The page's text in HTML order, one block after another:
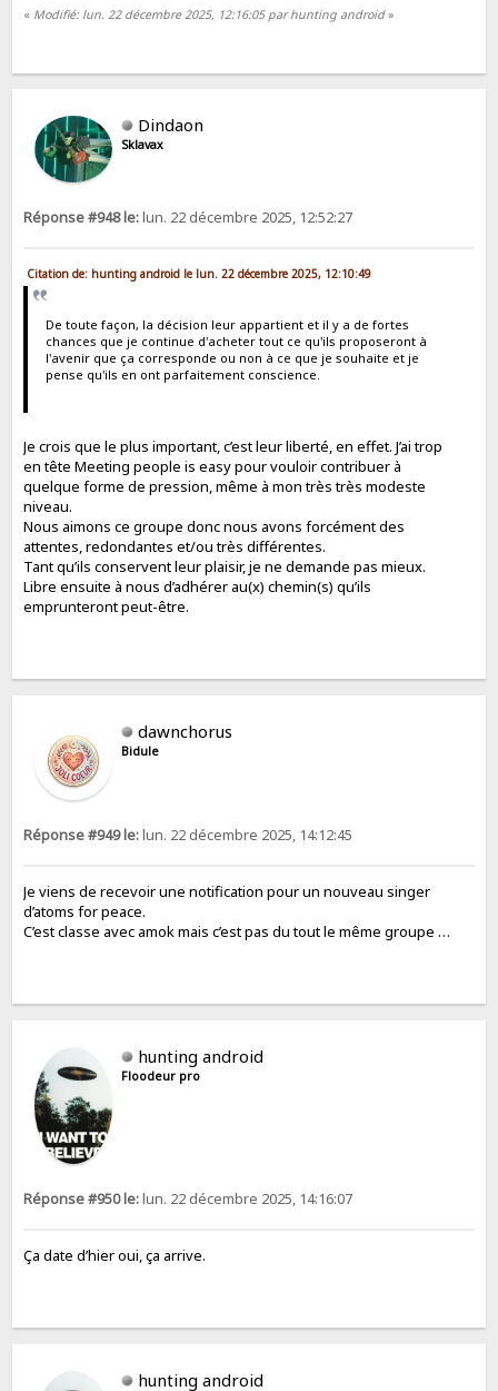
« Modifié: lun. 22 décembre 2025, 12:16:05 par hunting android»
Dindaon
Sklavax
Réponse #948 le:lun. 22 décembre 2025, 12:52:27
Citation de: hunting android le lun. 22 décembre 2025, 12:10:49
De toute façon, la décision leur appartient et il y a de fortes
chances que je continue d'acheter tout ce qu'ils proposeront à
l'avenir que ça corresponde ou non à ce que je souhaite et je
pense qu'ils en ont parfaitement conscience.
Je crois que le plus important, c’est leur liberté, en effet. J’ai trop
en tête Meeting people is easy pour vouloir contribuer à
quelque forme de pression, même à mon très très modeste
niveau.
Nous aimons ce groupe donc nous avons forcément des
attentes, redondantes et/ou très différentes.
Tant qu’ils conservent leur plaisir, je ne demande pas mieux.
Libre ensuite à nous d’adhérer au(x) chemin(s) qu’ils
emprunteront peut-être.
dawnchorus
Bidule
Réponse #949 le:lun. 22 décembre 2025, 14:12:45
Je viens de recevoir une notification pour un nouveau singer
d’atoms for peace.
C’est classe avec amok mais c’est pas du tout le même groupe …
hunting android
Floodeur pro
Réponse #950 le:lun. 22 décembre 2025, 14:16:07
Ça date d’hier oui, ça arrive.
hunting android